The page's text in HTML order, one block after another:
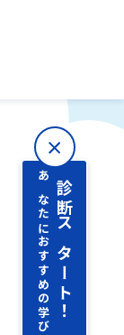
あなたにおすすめの学び診断 スタート！